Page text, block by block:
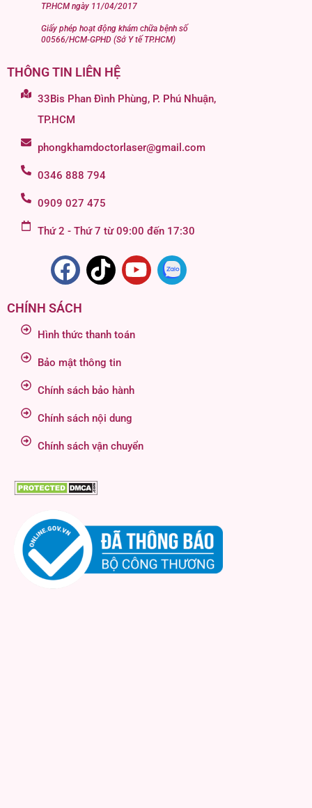
TP.HCM ngày 11/04/2017
Giấy phép hoạt động khám chữa bệnh số
00566/HCM-GPHD (Sở Y tế TP.HCM)
THÔNG TIN LIÊN HỆ
33Bis Phan Đình Phùng, P. Phú Nhuận,
TP.HCM
phongkhamdoctorlaser@gmail.com
0346 888 794
0909 027 475
Thứ 2 - Thứ 7 từ 09:00 đến 17:30
CHÍNH SÁCH
Hình thức thanh toán
Bảo mật thông tin
Chính sách bảo hành
Chính sách nội dung
Chính sách vận chuyển